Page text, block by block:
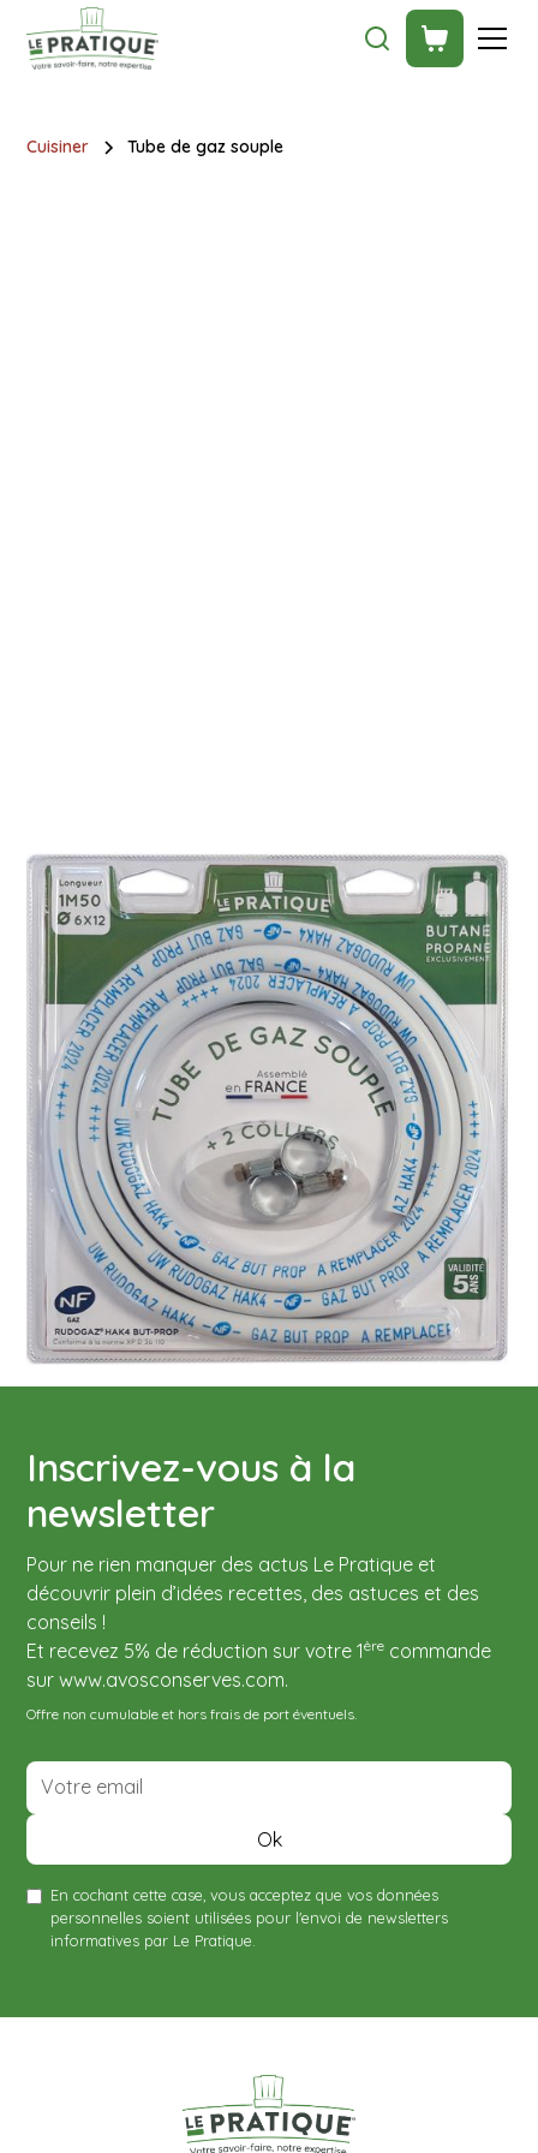
Cuisiner Tube de gaz souple
Réf. 7053
Tube de gaz souple
L'indispensable pour raccorder votre appareil
ménager à votre bouteille de gaz.
Acheter maintenant
Descriptif complet
Le tube de gaz souple Le Pratique est compatible
avec tous les réchauds Le Pratique. Il s'emboîte sur le
réchaud et sur le détendeur.
Sa date de validité est de 5 ans.
Caractéristiques
Longueur : 1m50
Diamètre intérieur : 6 mm
Diamètre extérieur : 12 mm
Inscrivez-vous à la
newsletter
Pour ne rien manquer des actus Le Pratique et
découvrir plein d’idées recettes, des astuces et des
conseils !
Et recevez 5% de réduction sur votre 1ère commande
sur www.avosconserves.com.
Offre non cumulable et hors frais de port éventuels.
En cochant cette case, vous acceptez que vos données
personnelles soient utilisées pour l'envoi de newsletters
informatives par Le Pratique.